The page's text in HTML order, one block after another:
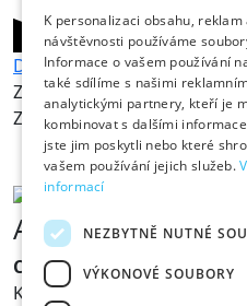
DomůKalendář akcí
Zvýhodněný vstup pro
Zábavního parku Mirákulum
Adresa
Centrum pěstounských
Komunitní centrum pro
K personalizaci obsahu, reklam
návštěvnosti používáme
Informace o vašem používání
také sdílíme s našimi
analytickými partnery, kteří je
kombinovat s dalšími
jste jim poskytli nebo které
vašem používání jejich služeb.
informací
NEZBYTNĚ NUTNÉ
VÝKONOVÉ SOUBORY